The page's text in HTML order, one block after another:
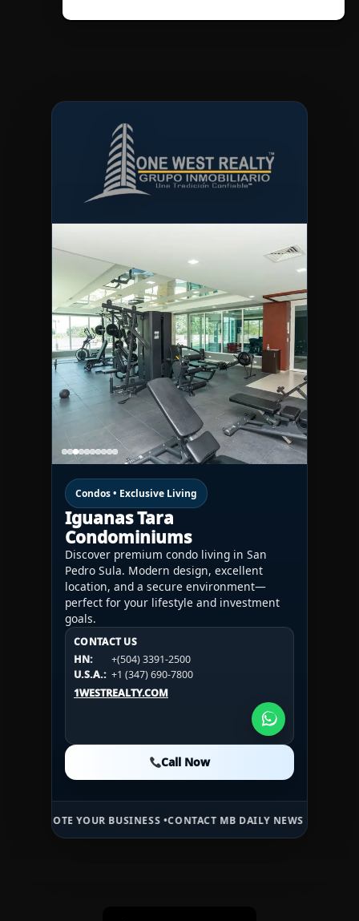
Condos • Exclusive Living
Iguanas Tara
Condominiums
Discover premium condo living in San
Pedro Sula. Modern design, excellent
location, and a secure environment—
perfect for your lifestyle and investment
goals.
CONTACT US
HN:
+(504) 3391-2500
U.S.A.: +1 (347) 690-7800
1WESTREALTY.COM
Call Now
CONTACT US
HN:
+(504) 3391-2500
U.S.A.:
+1 (984) 246-2100
1WESTREALTY.COM
CONTACT US
HN:
+(504) 3391-2500
U.S.A.: +1 (984) 246-2100
1WESTREALTY.COM
Call Now
YOUR BUSINESS •CONTACT MB DAILY NEWS •ADVERTISE HERE •